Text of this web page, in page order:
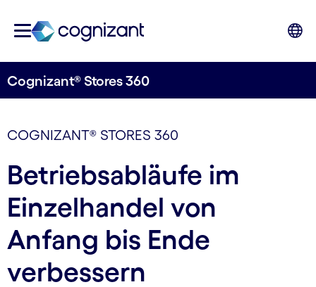
Cognizant® Stores 360
COGNIZANT® STORES 360
Betriebsabläufe im
Einzelhandel von
Anfang bis Ende
verbessern